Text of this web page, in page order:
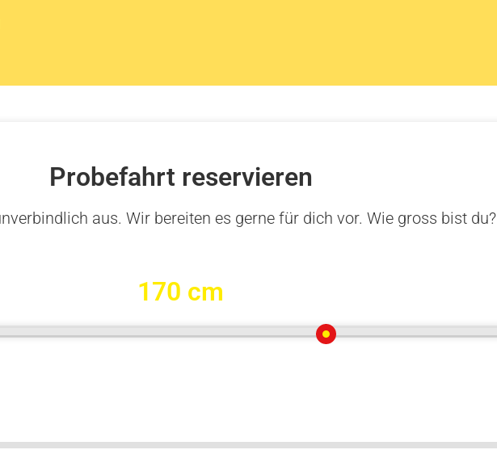
Probefahrt reservieren
aus. Wir bereiten es gerne für dich vor. Wie gross bist du?
170 cm